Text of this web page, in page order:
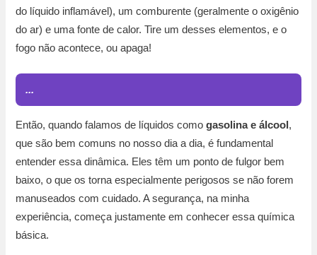
do líquido inflamável), um comburente (geralmente o oxigênio
do ar) e uma fonte de calor. Tire um desses elementos, e o
fogo não acontece, ou apaga!
...
Então, quando falamos de líquidos comogasolina e álcool ,
que são bem comuns no nosso dia a dia, é fundamental
entender essa dinâmica. Eles têm um ponto de fulgor bem
baixo, o que os torna especialmente perigosos se não forem
manuseados com cuidado. A segurança, na minha
experiência, começa justamente em conhecer essa química
básica.